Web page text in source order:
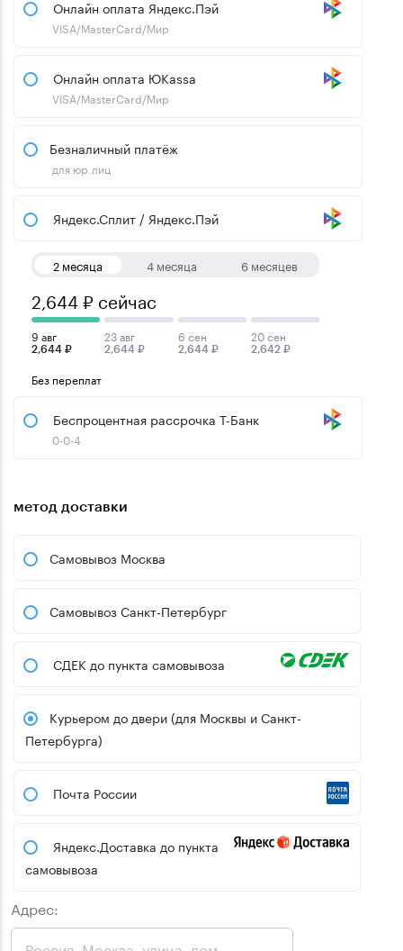
Онлайн оплата Яндекс.Пэй
VISA/MasterCard/Мир
Онлайн оплата ЮKassa
VISA/MasterCard/Мир
Безналичный платёж
для юр.лиц
Яндекс.Сплит / Яндекс.Пэй
2 месяца 4 месяца 6 месяцев
2,644 ₽ сейчас
9 авг
2,644 ₽
23 авг
2,644 ₽
6 сен
2,644 ₽
20 сен
2,642 ₽
Без переплат
Беспроцентная рассрочка Т-Банк
0-0-4
метод доставки
Самовывоз Москва
Самовывоз Санкт-Петербург
СДЕК до пункта самовывоза
Курьером до двери (для Москвы и Санкт-
Петербурга)
Почта России
Яндекс.Доставка до пункта
самовывоза
Адрес: